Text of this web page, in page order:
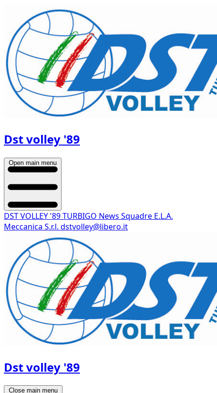
Dst volley '89
Open main menu
DST VOLLEY '89 TURBIGO News Squadre E.L.A.
Meccanica S.r.l. dstvolley@libero.it
Dst volley '89
Close main menu